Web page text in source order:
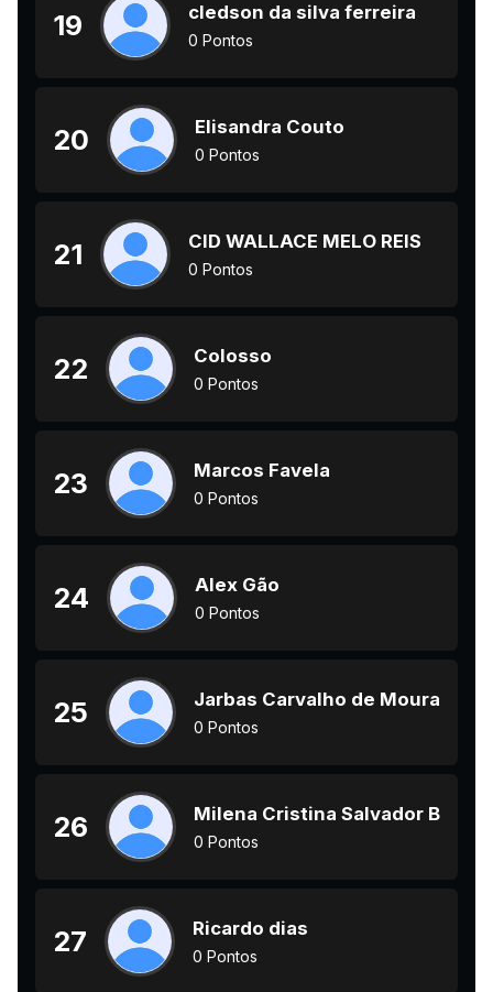
19 cledson da silva ferreira
0 Pontos
20 Elisandra Couto
0 Pontos
21 CID WALLACE MELO REIS
0 Pontos
22 Colosso
0 Pontos
23 Marcos Favela
0 Pontos
24 Alex Gão
0 Pontos
25 Jarbas Carvalho de Moura
0 Pontos
26 Milena Cristina Salvador
0 Pontos
27 Ricardo dias
0 Pontos